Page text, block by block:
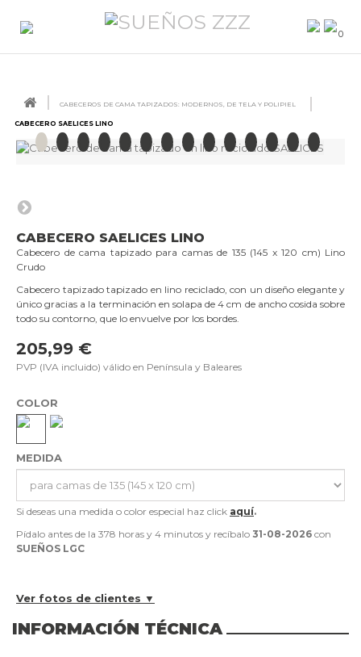
CABECEROS DE CAMA TAPIZADOS: MODERNOS, DE TELA Y POLIPIEL
CABECERO SAELICES LINO
CABECERO SAELICES LINO
Cabecero de cama tapizado para camas de 135 (145 x 120 cm) Lino
Crudo
Cabecero tapizado tapizado en lino reciclado, con un diseño elegante y
único gracias a la terminación en solapa de 4 cm de ancho cosida sobre
todo su contorno, que lo envuelve por los bordes.
205,99 €
PVP (IVA incluido) válido en Península y Baleares
COLOR
MEDIDA
Si deseas una medida o color especial haz click aquí.
Pídalo antes de la 378 horas y 4 minutos y recíbalo 31-08-2026 con
SUEÑOS LGC
Ver fotos de clientes ▼
INFORMACIÓN TÉCNICA
0